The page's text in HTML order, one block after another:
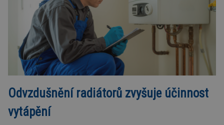
Odvzdušnění radiátorů zvyšuje účinnost
vytápění